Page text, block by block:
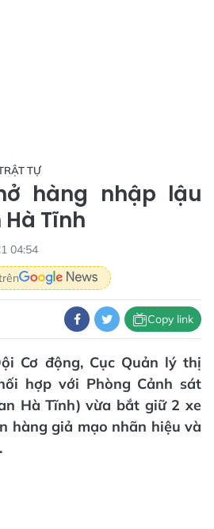
TỰ
hàng nhập lậu
Tĩnh
04:54
Copy link
Cơ động, Cục Quản lý thị
hợp với Phòng Cảnh sát
Hà Tĩnh) vừa bắt giữ 2 xe
hàng giả mạo nhãn hiệu và